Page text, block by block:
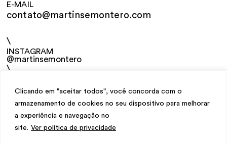
Clicando em "aceitar todos", você concorda com o
armazenamento de cookies no seu dispositivo para melhorar
a experiência e navegação no
site. Ver política de privacidade
E-MAIL
contato@martinsemontero.com
\
INSTAGRAM
@martinsemontero
\